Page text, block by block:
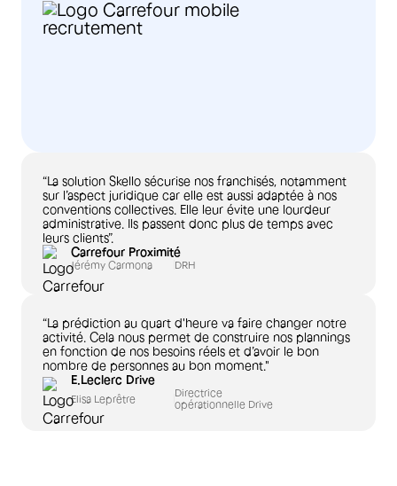
“La solution Skello sécurise nos franchisés, notamment
sur l’aspect juridique car elle est aussi adaptée à nos
conventions collectives. Elle leur évite une lourdeur
administrative. Ils passent donc plus de temps avec
leurs clients”.
Carrefour Proximité
Jérémy Carmona DRH
“La prédiction au quart d'heure va faire changer notre
activité. Cela nous permet de construire nos plannings
en fonction de nos besoins réels et d’avoir le bon
nombre de personnes au bon moment."
E.Leclerc Drive
Elisa Leprêtre
Directrice
opérationnelle Drive